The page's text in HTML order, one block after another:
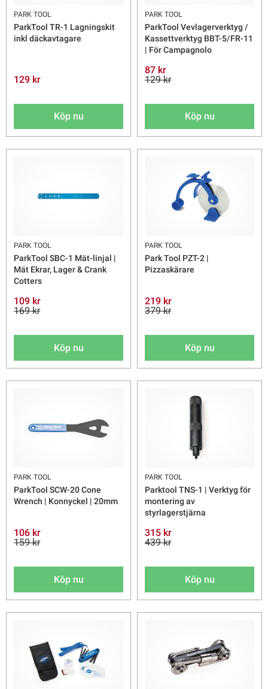
PARK TOOL
ParkTool TR-1 Lagningskit
inkl däckavtagare
129 kr
Köp nu
PARK TOOL
ParkTool Vevlagerverktyg /
Kassettverktyg BBT-5/FR-11
| För Campagnolo
87 kr
129 kr
Köp nu
PARK TOOL
ParkTool SBC-1 Mät-linjal |
Mät Ekrar, Lager & Crank
Cotters
109 kr
169 kr
Köp nu
PARK TOOL
Park Tool PZT-2 |
Pizzaskärare
219 kr
379 kr
Köp nu
PARK TOOL
ParkTool SCW-20 Cone
Wrench | Konnyckel | 20mm
106 kr
159 kr
Köp nu
PARK TOOL
Parktool TNS-1 | Verktyg för
montering av
styrlagerstjärna
315 kr
439 kr
Köp nu